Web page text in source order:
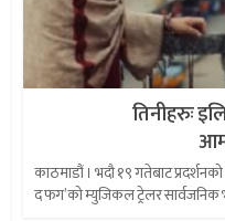
तिनीहरुः
काठमाडौं । भदौ १९ गतेबाट
द फग’को म्युजिकल ट्रेलर सार्वजनिक